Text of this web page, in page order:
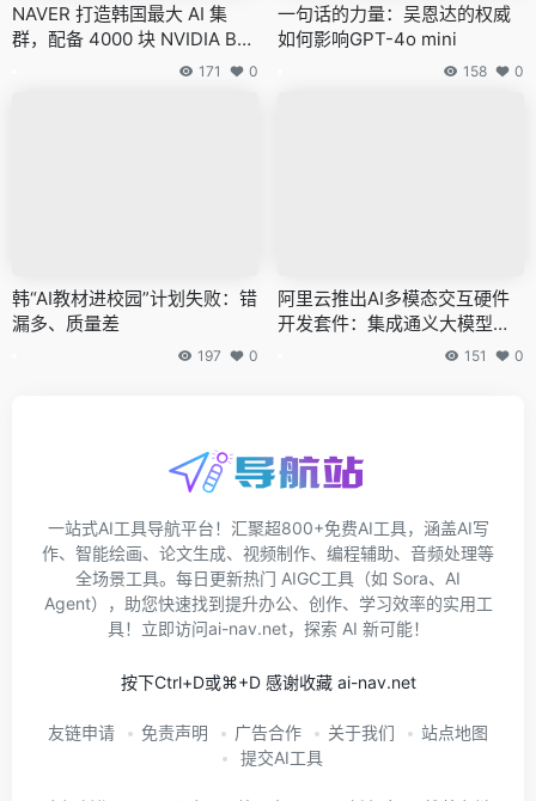
NAVER 打造韩国最大 AI 集
群，配备 4000 块 NVIDIA B20
171 0
一句话的力量：吴恩达的权威
如何影响GPT-4o mini
158 0
韩“AI教材进校园”计划失败：错
漏多、质量差
197 0
阿里云推出AI多模态交互硬件
开发套件：集成通义大模型，
151 0
一站式AI工具导航平台！汇聚超800+免费AI工具，涵盖AI写
作、智能绘画、论文生成、视频制作、编程辅助、音频处理等
全场景工具。每日更新热门 AIGC工具（如 Sora、AI
Agent），助您快速找到提升办公、创作、学习效率的实用工
具！立即访问ai-nav.net，探索 AI 新可能！
按下Ctrl+D或⌘+D 感谢收藏 ai-nav.net
友链申请 免责声明 广告合作 关于我们
站点地图
提交AI工具